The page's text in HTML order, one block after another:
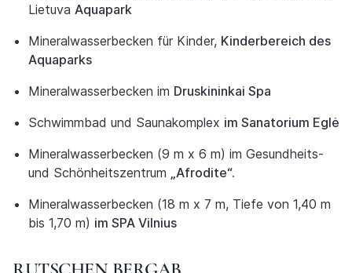
Lietuva Aquapark
Mineralwasserbecken für Kinder, Kinderbereich des
Aquaparks
Mineralwasserbecken im Druskininkai Spa
Schwimmbad und Saunakomplex im Sanatorium Eglė
Mineralwasserbecken (9 m x 6 m) im Gesundheits-
und Schönheitszentrum „Afrodite“.
Mineralwasserbecken (18 m x 7 m, Tiefe von 1,40 m
bis 1,70 m) im SPA Vilnius